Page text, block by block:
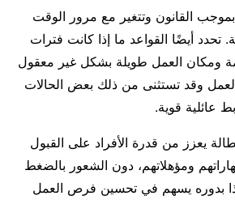
القانون وتتغير مع مرور الوقت
تحدد أيضًا القواعد ما إذا كانت فترات
ومكان العمل طويلة بشكل غير معقول
وقد تستثنى من ذلك بعض الحالات
عائلية قوية.
يعزز من قدرة الأفراد على القبول
ومؤهلاتهم، دون الشعور بالضغط
بدوره يسهم في تحسين فرص العمل